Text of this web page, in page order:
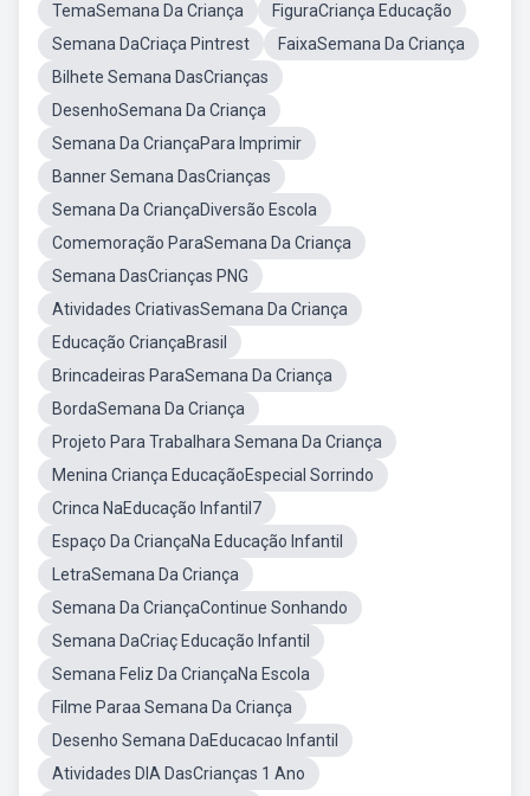
TemaSemana Da Criança
FiguraCriança Educação
Semana DaCriaça Pintrest
FaixaSemana Da Criança
Bilhete Semana DasCrianças
DesenhoSemana Da Criança
Semana Da CriançaPara Imprimir
Banner Semana DasCrianças
Semana Da CriançaDiversão Escola
Comemoração ParaSemana Da Criança
Semana DasCrianças PNG
Atividades CriativasSemana Da Criança
Educação CriançaBrasil
Brincadeiras ParaSemana Da Criança
BordaSemana Da Criança
Projeto Para Trabalhara Semana Da Criança
Menina Criança EducaçãoEspecial Sorrindo
Crinca NaEducação Infantil7
Espaço Da CriançaNa Educação Infantil
LetraSemana Da Criança
Semana Da CriançaContinue Sonhando
Semana DaCriaç Educação Infantil
Semana Feliz Da CriançaNa Escola
Filme Paraa Semana Da Criança
Desenho Semana DaEducacao Infantil
Atividades DIA DasCrianças 1 Ano